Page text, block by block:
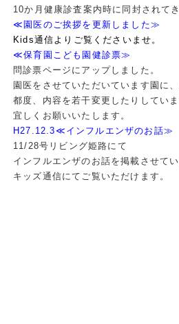
10か月健康診査案内時に同封されてき
≪園医のご挨拶を更新しました≫
Kids通信よりご覧くださいませ。
≪保育園こども園健診票≫
問診票ページにアップしました。
園医をさせていただいています園に
都度、内容を若干変更したりしてい
宜しくお願いいたします。
H27.12.3≪インフルエンザのお話≫
11/28号リビング姫路にて
インフルエンザのお話を掲載させてい
キッズ通信にてご覧いただけます。